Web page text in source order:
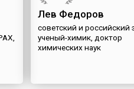
Лев Федоров
советский и российский
ученый-химик, доктор
химических наук